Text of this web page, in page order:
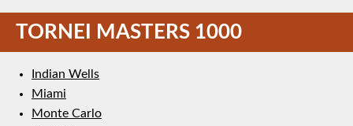
TORNEI MASTERS 1000
Indian Wells
Miami
Monte Carlo